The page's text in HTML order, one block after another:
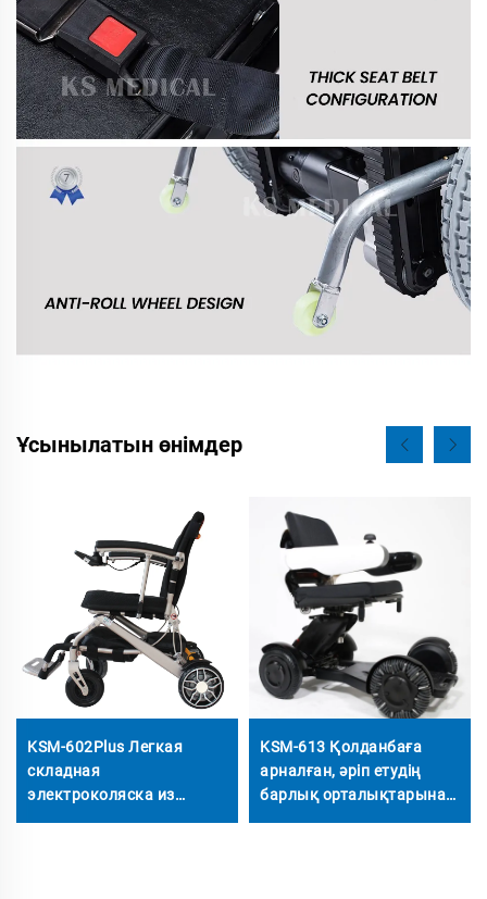
Ұсынылатын өнімдер
KSM-602Plus Легкая
складная
электроколяска из
KSM-613 Қолданбаға
арналған, әріп етудің
барлық орталықтарына